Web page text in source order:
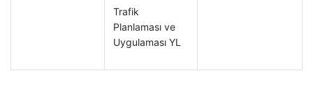
Trafik
Planlaması ve
Uygulaması YL